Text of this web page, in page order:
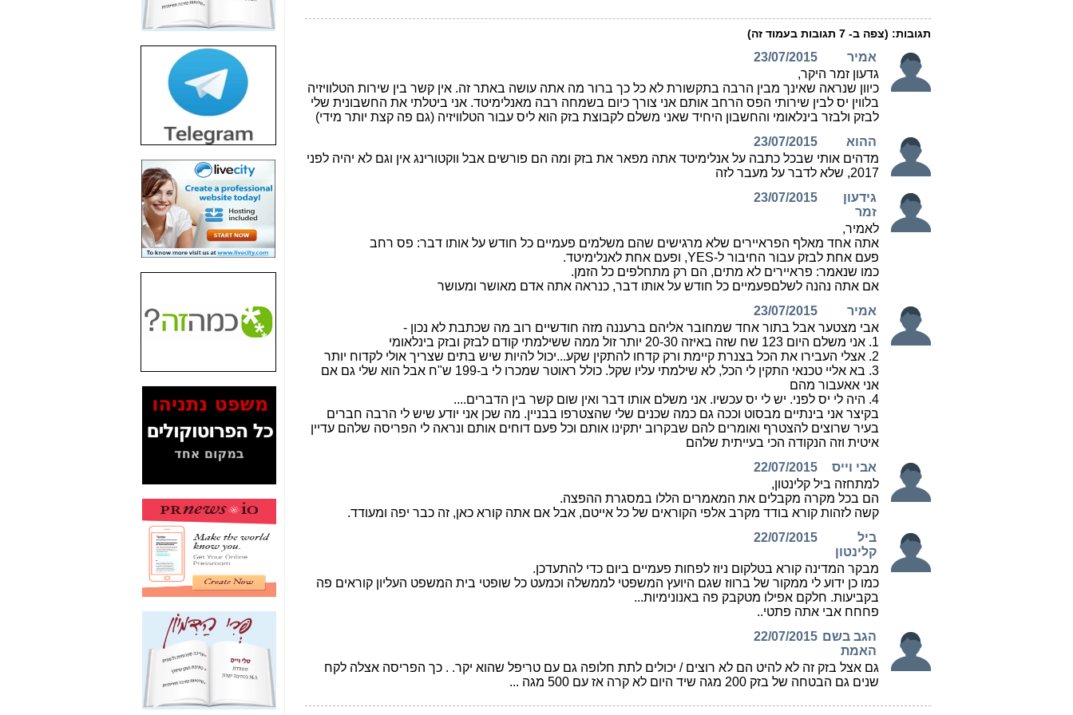
הדומה לזו של "תיק
4000" אך בתחום
הסלולר -
חשיפת מה שלא
רוצים שתדעו בעניין
פריסת אנלימיטד
(בניחוח בלתי נסבל) -
כאן
חשיפה: איוב קרא
אישר לקבוצת סלקום
בדיוק מה שביבי אישר
כאן
האם השר איוב קרא
היה צריך בכלל לחתום
על האישור, שנתן
האם ביבי וקרא קבלו
בכלל תמורה עבור
המסמכים בנושא בזק-
Yes (תיק 4000)
לאיש הלא נכון! -כאן
עובדות ומסמכים
האם ביבי כשר
תקשורת עזר לקב'
בזק? -כאן
מה מקור ה-Fake
News שהביא לתפירת
תיק לביבי והעלמת
החשודים הנכונים -כאן
אחת הרגליים של "תיק
4000 התפור"
התמוטטה היום
בניצחון (כפול) של בזק
-
כאן
איך כתבות מפנקות